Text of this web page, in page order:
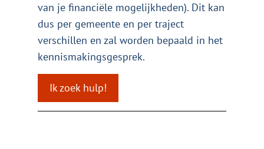
van je financiële mogelijkheden). Dit kan
dus per gemeente en per traject
verschillen en zal worden bepaald in het
kennismakingsgesprek.
Ik zoek hulp!